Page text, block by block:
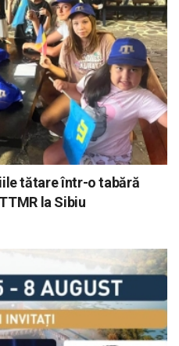
tătare într-o tabără
la Sibiu